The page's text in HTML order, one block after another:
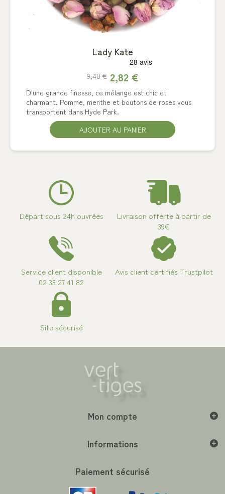
Lady Kate
2,82 €
9,40 €
D'une grande finesse, ce mélange est chic et
charmant. Pomme, menthe et boutons de roses vous
transportent dans Hyde Park.
AJOUTER AU PANIER
Départ sous 24h ouvrées
Livraison offerte à partir de
39€
Service client disponible
02 35 27 41 82
Avis client certifiés Trustpilot
Site sécurisé
Mon compte
Informations
Paiement sécurisé